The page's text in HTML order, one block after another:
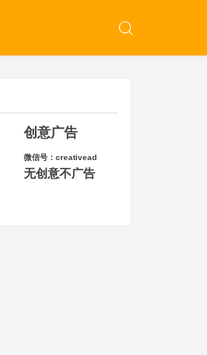
创意广告
微信号：creativead
无创意不广告